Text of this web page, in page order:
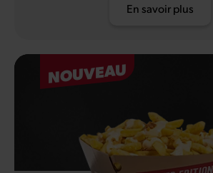
En savoir plus
NOUVEAU